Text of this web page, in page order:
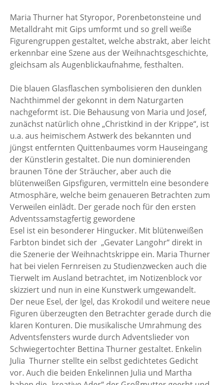
Maria Thurner hat Styropor, Porenbetonsteine und
Metalldraht mit Gips umformt und so grell weiße
Figurengruppen gestaltet, welche abstrakt, aber leicht
erkennbar eine Szene aus der Weihnachtsgeschichte,
gleichsam als Augenblickaufnahme, festhalten.
Die blauen Glasflaschen symbolisieren den dunklen
Nachthimmel der gekonnt in dem Naturgarten
nachgeformt ist. Die Behausung von Maria und Josef,
zunächst natürlich ohne „Christkind in der Krippe“, ist
u.a. aus heimischem Astwerk des bekannten und
jüngst entfernten Quittenbaumes vorm Hauseingang
der Künstlerin gestaltet. Die nun dominierenden
braunen Töne der Sträucher, aber auch die
blütenweißen Gipsfiguren, vermitteln eine besondere
Atmosphäre, welche beim genaueren Betrachten zum
Verweilen einlädt. Der gerade noch für den ersten
Adventssamstagfertig gewordene
Esel ist ein besonderer Hingucker. Mit blütenweißen
Farbton bindet sich der „Gevater Langohr“ direkt in
die Szenerie der Weihnachtskrippe ein. Maria Thurner
hat bei vielen Fernreisen zu Studienzwecken auch die
Tierwelt im Ausland betrachtet, im Notizenblock vor
skizziert und nun in eine Kunstwerk umgewandelt.
Der neue Esel, der Igel, das Krokodil und weitere neue
Figuren überzeugten den Betrachter gerade durch die
klaren Konturen. Die musikalische Umrahmung des
Adventsfensters wurde durch Adventslieder von
Schwiegertochter Bettina Thurner gestaltet. Enkelin
Julia Thurner stellte ein selbst gedichtetes Gedicht
vor. Auch die beiden Enkelinnen Julia und Martha